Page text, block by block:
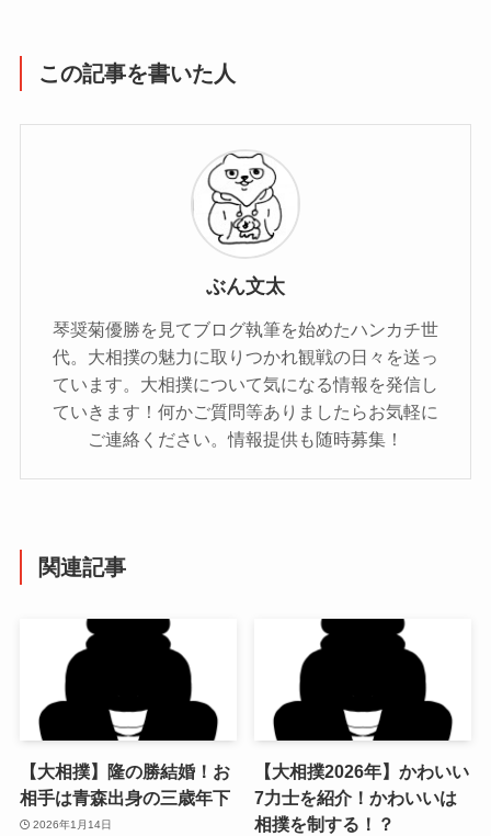
この記事を書いた人
ぶん文太
琴奨菊優勝を見てブログ執筆を始めたハンカチ世
代。大相撲の魅力に取りつかれ観戦の日々を送っ
ています。大相撲について気になる情報を発信し
ていきます！何かご質問等ありましたらお気軽に
ご連絡ください。情報提供も随時募集！
関連記事
【大相撲】隆の勝結婚！お
相手は青森出身の三歳年下
2026年1月14日
【大相撲2026年】かわいい
7力士を紹介！かわいいは
相撲を制する！？